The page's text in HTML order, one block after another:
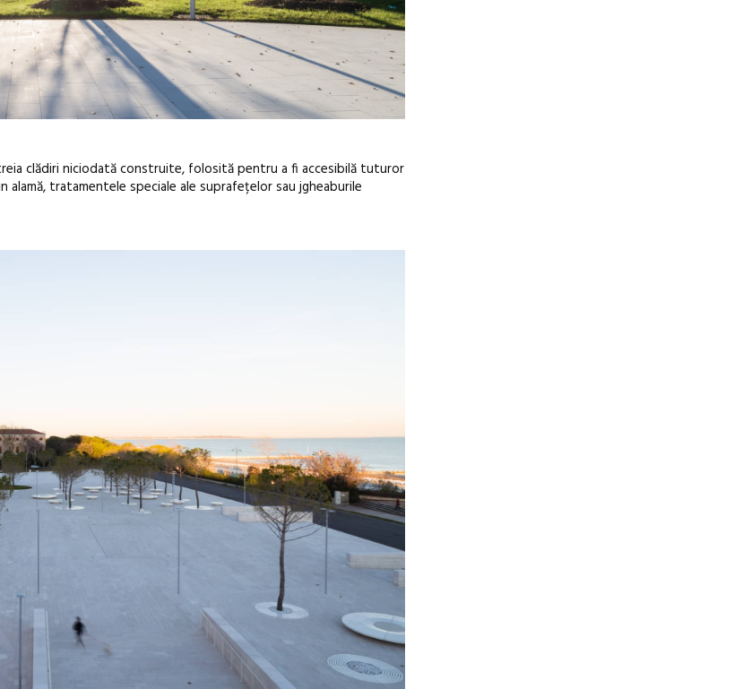
clădiri niciodată construite, folosită pentru a fi accesibilă tuturor
tratamentele speciale ale suprafețelor sau jgheaburile